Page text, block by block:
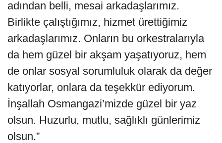
adından belli, mesai arkadaşlarımız.
Birlikte çalıştığımız, hizmet ürettiğimiz
arkadaşlarımız. Onların bu orkestralarıyla
da hem güzel bir akşam yaşatıyoruz, hem
de onlar sosyal sorumluluk olarak da değer
katıyorlar, onlara da teşekkür ediyorum.
İnşallah Osmangazi’mizde güzel bir yaz
olsun. Huzurlu, mutlu, sağlıklı günlerimiz
olsun.”